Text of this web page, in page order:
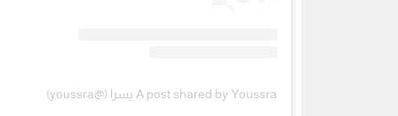
A post shared by Youssra يسرا (@youssra)